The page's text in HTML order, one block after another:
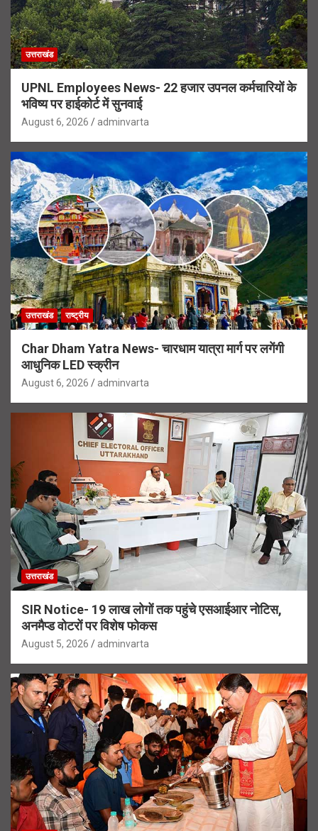
उत्तराखंड
UPNL Employees News- 22 हजार उपनल कर्मचारियों के
भविष्य पर हाईकोर्ट में सुनवाई
August 6, 2026 adminvarta
उत्तराखंड राष्ट्रीय
Char Dham Yatra News- चारधाम यात्रा मार्ग पर लगेंगी
आधुनिक LED स्क्रीन
August 6, 2026 adminvarta
उत्तराखंड
SIR Notice- 19 लाख लोगों तक पहुंचे एसआईआर नोटिस,
अनमैप्ड वोटरों पर विशेष फोकस
August 5, 2026 adminvarta